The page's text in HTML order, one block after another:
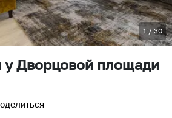
1 / 30
у Дворцовой площади